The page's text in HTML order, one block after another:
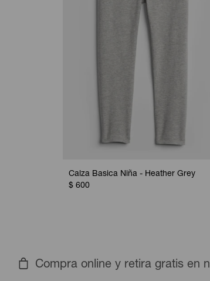
Calza Basica Niña - Heather Grey
$ 600
Compra online y retira gratis en